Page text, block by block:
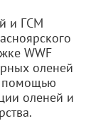
и ГСМ
WWF
оленей
помощью
оленей и